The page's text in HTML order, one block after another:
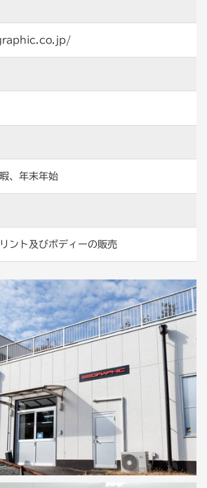
、年末年始
ント及びボディーの販売